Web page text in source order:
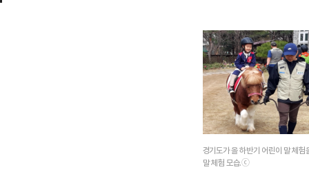
경기도가 올 하반기 어린이 말 체험
말 체험 모습.ⓒ